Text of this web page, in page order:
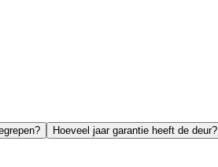
Hoeveel jaar garantie heeft de deur?